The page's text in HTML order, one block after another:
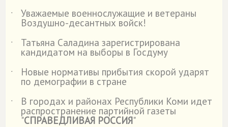
˙
Уважаемые военнослужащие и ветераны
Воздушно-десантных войск!
˙
Татьяна Саладина зарегистрирована
кандидатом на выборы в Госдуму
˙
Новые нормативы прибытия скорой ударят
по демографии в стране
˙
В городах и районах Республики Коми идет
распространение партийной газеты
"СПРАВЕДЛИВАЯ РОССИЯ"